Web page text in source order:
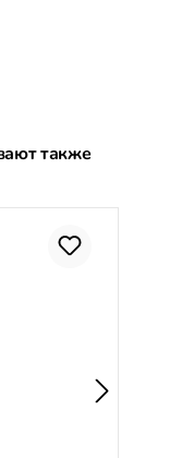
также